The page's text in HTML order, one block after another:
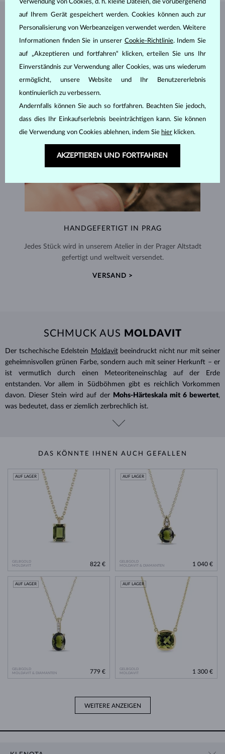
SCHMUCK AUS DEM KLENOTA ATELIER
HANDGEFERTIGT IN PRAG
Jedes Stück wird in unserem Atelier in der Prager Altstadt
gefertigt und weltweit versendet.
VERSAND >
SCHMUCK AUS MOLDAVIT
Der tschechische Edelstein Moldavitbeeindruckt nicht nur mit seiner
geheimnisvollen grünen Farbe, sondern auch mit seiner Herkunft – er
ist vermutlich durch einen Meteoriteneinschlag auf der Erde
entstanden. Vor allem in Südböhmen gibt es reichlich Vorkommen
davon. Dieser Stein wird auf der
Mohs-Härteskala mit 6 bewertet,
was bedeutet, dass er ziemlich zerbrechlich ist.
DAS KÖNNTE IHNEN AUCH GEFALLEN
GELBGOLD
MOLDAVIT
AUF LAGER
822 €
GELBGOLD
MOLDAVIT & DIAMANTEN
AUF LAGER
1 040 €
GELBGOLD
MOLDAVIT & DIAMANTEN
AUF LAGER
779 €
GELBGOLD
MOLDAVIT
AUF LAGER
1 300 €
WEITERE ANZEIGEN
Verwendung von Cookies, d. h. kleine Dateien, die vorübergehend
auf Ihrem Gerät gespeichert werden. Cookies können auch zur
Personalisierung von Werbeanzeigen verwendet werden. Weitere
Informationen finden Sie in unserer Cookie-Richtlinie. Indem Sie
auf „Akzeptieren und fortfahren“ klicken, erteilen Sie uns Ihr
Einverständnis zur Verwendung aller Cookies, was uns wiederum
ermöglicht, unsere Website und Ihr Benutzererlebnis
kontinuierlich zu verbessern.
Andernfalls können Sie auch so fortfahren. Beachten Sie jedoch,
dass dies Ihr Einkaufserlebnis beeinträchtigen kann. Sie können
die Verwendung von Cookies ablehnen, indem Sie hier klicken.
AKZEPTIEREN UND FORTFAHREN